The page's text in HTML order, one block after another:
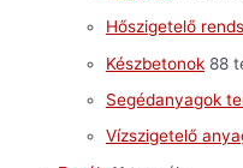
Hőszigetelő
Készbetonok 88
Segédanyagok
Vízszigetelő